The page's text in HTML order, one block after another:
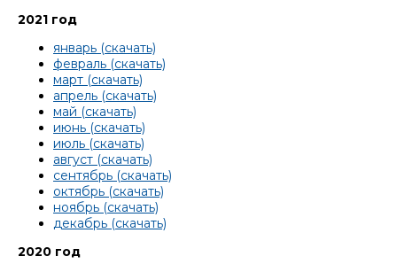
2021 год
январь (скачать)
февраль (скачать)
март (скачать)
апрель (скачать)
май (скачать)
июнь (скачать)
июль (скачать)
август (скачать)
сентябрь (скачать)
октябрь (скачать)
ноябрь (скачать)
декабрь (скачать)
2020 год